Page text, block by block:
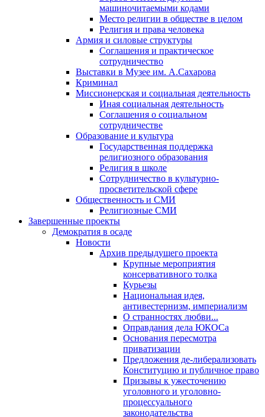
машиночитаемыми кодами
Место религии в обществе в целом
Религия и права человека
Армия и силовые структуры
Соглашения и практическое
сотрудничество
Выставки в Музее им. А.Сахарова
Криминал
Миссионерская и социальная деятельность
Иная социальная деятельность
Соглашения о социальном
сотрудничестве
Образование и культура
Государственная поддержка
религиозного образования
Религия в школе
Сотрудничество в культурно-
просветительской сфере
Общественность и СМИ
Религиозные СМИ
Завершенные проекты
Демократия в осаде
Новости
Архив предыдущего проекта
Крупные мероприятия
консервативного толка
Курьезы
Национальная идея,
антивестернизм, империализм
О странностях любви...
Оправдания дела ЮКОСа
Основания пересмотра
приватизации
Предложения де-либерализовать
Конституцию и публичное право
Призывы к ужесточению
уголовного и уголовно-
процессуального
законодательства